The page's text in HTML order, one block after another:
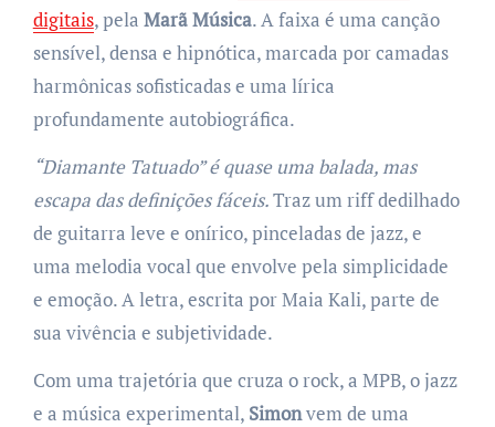
digitais, pela Marã Música. A faixa é uma canção
sensível, densa e hipnótica, marcada por camadas
harmônicas sofisticadas e uma lírica
profundamente autobiográfica.
“Diamante Tatuado” é quase uma balada, mas
escapa das definições fáceis.Traz um riff dedilhado
de guitarra leve e onírico, pinceladas de jazz, e
uma melodia vocal que envolve pela simplicidade
e emoção. A letra, escrita por Maia Kali, parte de
sua vivência e subjetividade.
Com uma trajetória que cruza o rock, a MPB, o jazz
e a música experimental, Simonvem de uma